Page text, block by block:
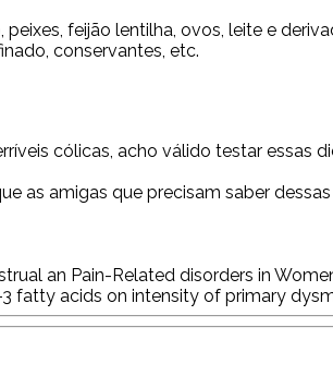
feijão lentilha, ovos, leite e
conservantes, etc.
cólicas, acho válido testar essas
as amigas que precisam saber
an Pain-Related disorders in
fatty acids on intensity of primary